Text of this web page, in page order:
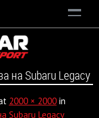
на Subaru Legacy
2000 × 2000in
Subaru Legacy